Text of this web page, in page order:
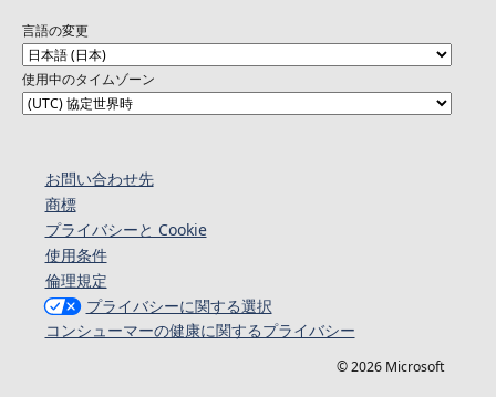
言語の変更
使用中のタイムゾーン
お問い合わせ先
商標
プライバシーと Cookie
使用条件
倫理規定
プライバシーに関する選択
コンシューマーの健康に関するプライバシー
© 2026 Microsoft